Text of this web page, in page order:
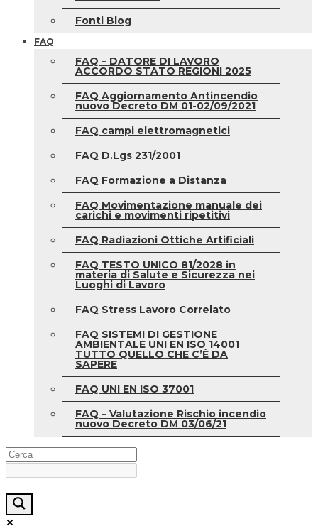
Fonti Blog
FAQ
FAQ – DATORE DI LAVORO
ACCORDO STATO REGIONI 2025
FAQ Aggiornamento Antincendio
nuovo Decreto DM 01-02/09/2021
FAQ campi elettromagnetici
FAQ D.Lgs 231/2001
FAQ Formazione a Distanza
FAQ Movimentazione manuale dei
carichi e movimenti ripetitivi
FAQ Radiazioni Ottiche Artificiali
FAQ TESTO UNICO 81/2028 in
materia di Salute e Sicurezza nei
Luoghi di Lavoro
FAQ Stress Lavoro Correlato
FAQ SISTEMI DI GESTIONE
AMBIENTALE UNI EN ISO 14001
TUTTO QUELLO CHE C’È DA
SAPERE
FAQ UNI EN ISO 37001
FAQ – Valutazione Rischio incendio
nuovo Decreto DM 03/06/21